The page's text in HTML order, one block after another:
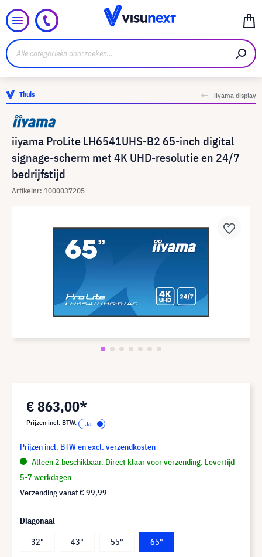
Thuis iiyama display
iiyama ProLite LH6541UHS-B2 65-inch digital
signage-scherm met 4K UHD-resolutie en 24/7
bedrijfstijd
Artikelnr: 1000037205
€ 863,00*
Prijzen incl. BTW.
Prijzen incl. BTW en excl. verzendkosten
Alleen 2 beschikbaar. Direct klaar voor verzending. Levertijd
5-7 werkdagen
Verzending vanaf€ 99,99
Diagonaal
32"
43" 55" 65"